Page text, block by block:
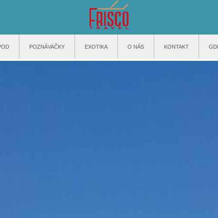
POZNÁVAČKY EXOTIKA O NÁS KONTAKT